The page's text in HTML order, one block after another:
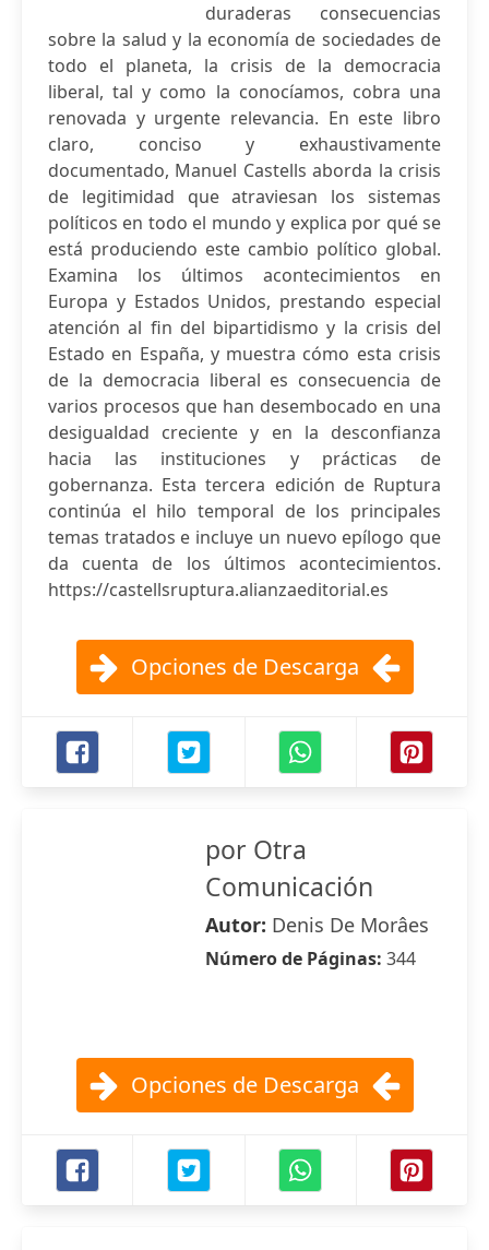
duraderas consecuencias
sobre la salud y la economía de sociedades de
todo el planeta, la crisis de la democracia
liberal, tal y como la conocíamos, cobra una
renovada y urgente relevancia. En este libro
claro, conciso y exhaustivamente
documentado, Manuel Castells aborda la crisis
de legitimidad que atraviesan los sistemas
políticos en todo el mundo y explica por qué se
está produciendo este cambio político global.
Examina los últimos acontecimientos en
Europa y Estados Unidos, prestando especial
atención al fin del bipartidismo y la crisis del
Estado en España, y muestra cómo esta crisis
de la democracia liberal es consecuencia de
varios procesos que han desembocado en una
desigualdad creciente y en la desconfianza
hacia las instituciones y prácticas de
gobernanza. Esta tercera edición de Ruptura
continúa el hilo temporal de los principales
temas tratados e incluye un nuevo epílogo que
da cuenta de los últimos acontecimientos.
https://castellsruptura.alianzaeditorial.es
Opciones de Descarga
por Otra
Comunicación
Autor: Denis De Morâes
Número de Páginas: 344
Opciones de Descarga